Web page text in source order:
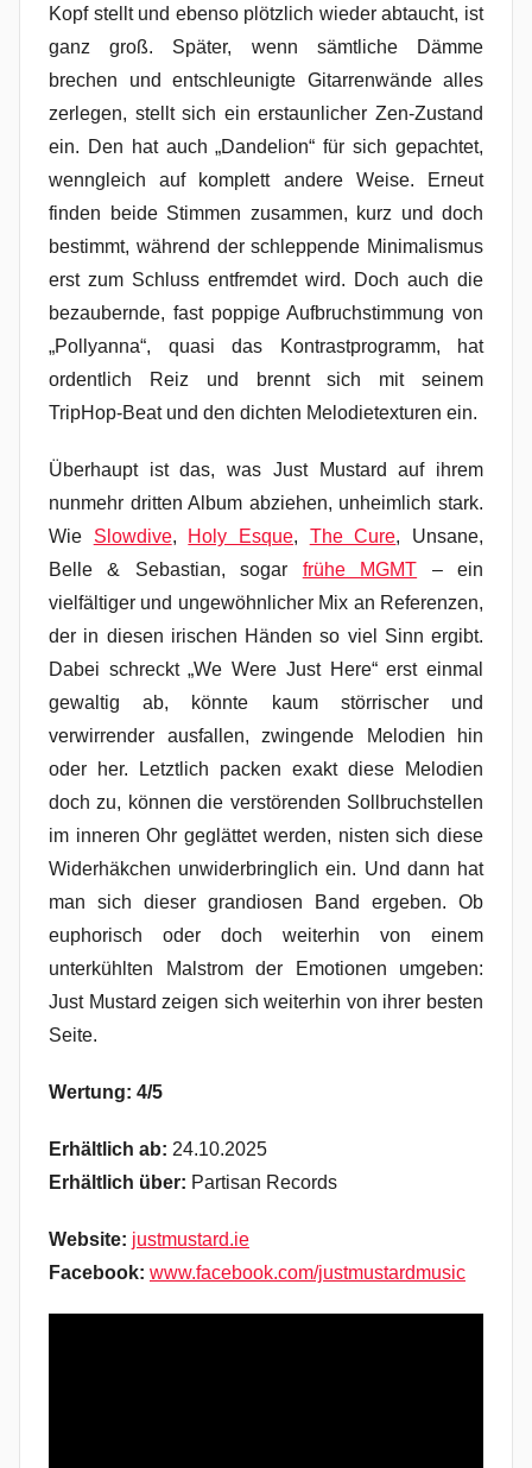
Kopf stellt und ebenso plötzlich wieder abtaucht, ist
ganz groß. Später, wenn sämtliche Dämme
brechen und entschleunigte Gitarrenwände alles
zerlegen, stellt sich ein erstaunlicher Zen-Zustand
ein. Den hat auch „Dandelion“ für sich gepachtet,
wenngleich auf komplett andere Weise. Erneut
finden beide Stimmen zusammen, kurz und doch
bestimmt, während der schleppende Minimalismus
erst zum Schluss entfremdet wird. Doch auch die
bezaubernde, fast poppige Aufbruchstimmung von
„Pollyanna“, quasi das Kontrastprogramm, hat
ordentlich Reiz und brennt sich mit seinem
TripHop-Beat und den dichten Melodietexturen ein.
Überhaupt ist das, was Just Mustard auf ihrem
nunmehr dritten Album abziehen, unheimlich stark.
Wie Slowdive, Holy Esque, The Cure, Unsane,
Belle & Sebastian, sogar frühe MGMT – ein
vielfältiger und ungewöhnlicher Mix an Referenzen,
der in diesen irischen Händen so viel Sinn ergibt.
Dabei schreckt „We Were Just Here“ erst einmal
gewaltig ab, könnte kaum störrischer und
verwirrender ausfallen, zwingende Melodien hin
oder her. Letztlich packen exakt diese Melodien
doch zu, können die verstörenden Sollbruchstellen
im inneren Ohr geglättet werden, nisten sich diese
Widerhäkchen unwiderbringlich ein. Und dann hat
man sich dieser grandiosen Band ergeben. Ob
euphorisch oder doch weiterhin von einem
unterkühlten Malstrom der Emotionen umgeben:
Just Mustard zeigen sich weiterhin von ihrer besten
Seite.
Wertung: 4/5
Erhältlich ab: 24.10.2025
Erhältlich über: Partisan Records
Website: justmustard.ie
Facebook: www.facebook.com/justmustardmusic